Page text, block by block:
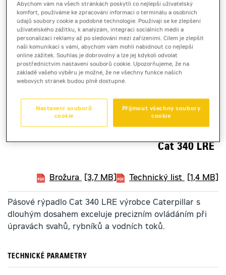
Cat 340 LRE
Brožura [3,7 MB] Technický list [1,4 MB]
Pásové rýpadlo Cat 340 LRE výrobce Caterpillar s
dlouhým dosahem exceluje precizním ovládáním při
úpravách svahů, rybníků a vodních toků.
TECHNICKÉ PARAMETRY
Abychom vám na všech stránkách poskytli co nejlepší uživatelský
komfort, používáme ke zpracování informací o terminálu a osobních
údajů soubory cookie a podobné technologie. Používají se ke zlepšení
uživatelského zážitku, k analýzám, integraci sociálních médií a
personalizaci reklamy až po sledování mezi zařízeními. Cílem je zlepšit
naši komunikaci s vámi, abychom vám mohli nabídnout co nejlepší
online zážitek. Souhlas je dobrovolný a lze jej kdykoli odvolat
prostřednictvím nastavení souborů cookie. Upozorňujeme, že na
základě vašeho výběru je možné, že ne všechny funkce našich
webových stránek budou plně dostupné.
Přijmout všechny soubory
cookie
Nastavení souborů
cookie